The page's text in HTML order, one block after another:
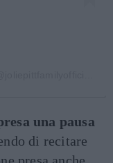
una pausa
di recitare